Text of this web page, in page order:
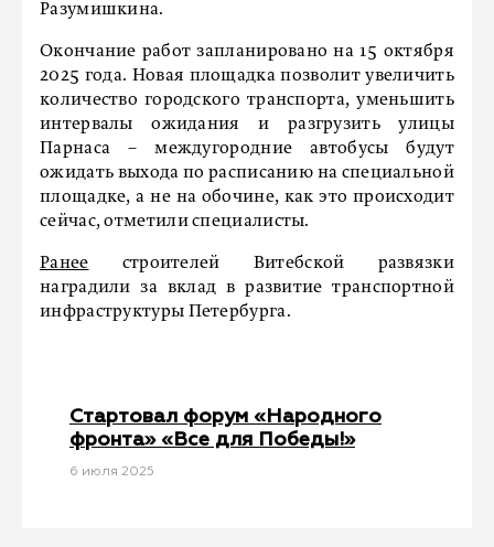
Разумишкина.
Окончание работ запланировано на 15 октября
2025 года. Новая площадка позволит увеличить
количество городского транспорта, уменьшить
интервалы ожидания и разгрузить улицы
Парнаса – междугородние автобусы будут
ожидать выхода по расписанию на специальной
площадке, а не на обочине, как это происходит
сейчас, отметили специалисты.
Ранее строителей Витебской развязки
наградили за вклад в развитие транспортной
инфраструктуры Петербурга.
Стартовал форум «Народного
фронта» «Все для Победы!»
6 июля 2025